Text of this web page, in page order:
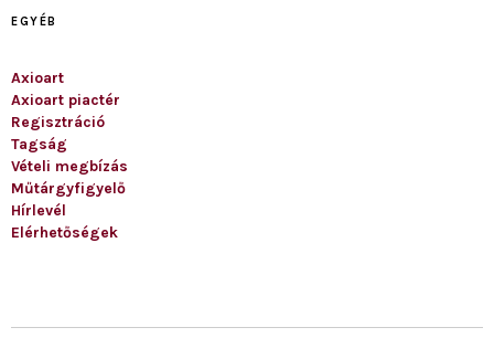
EGYÉB
Axioart
Axioart piactér
Regisztráció
Tagság
Vételi megbízás
Műtárgyfigyelő
Hírlevél
Elérhetőségek